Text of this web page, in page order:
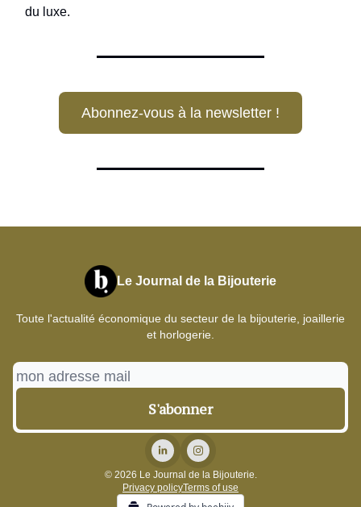
du luxe.
Abonnez-vous à la newsletter !
Le Journal de la Bijouterie
Toute l'actualité économique du secteur de la bijouterie, joaillerie
et horlogerie.
© 2026 Le Journal de la Bijouterie.
Privacy policyTerms of use